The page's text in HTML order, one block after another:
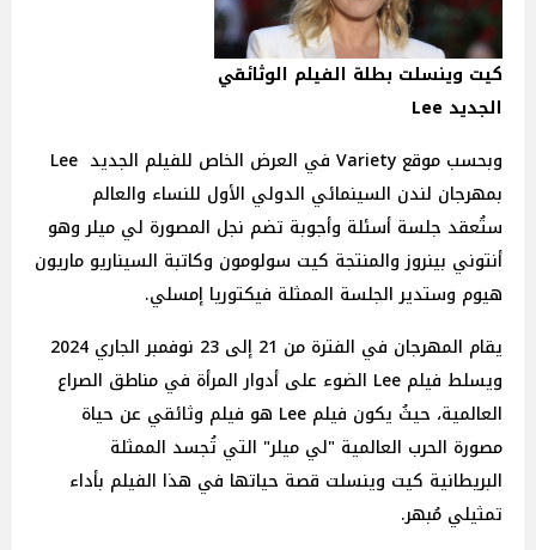
كيت وينسلت بطلة الفيلم الوثائقي
الجديد Lee
وبحسب موقع Variety في العرض الخاص للفيلم الجديد Lee
بمهرجان لندن السينمائي الدولي الأول للنساء والعالم
ستُعقد جلسة أسئلة وأجوبة تضم نجل المصورة لي ميلر وهو
أنتوني بينروز والمنتجة كيت سولومون وكاتبة السيناريو ماريون
هيوم وستدير الجلسة الممثلة فيكتوريا إمسلي.
يقام المهرجان في الفترة من 21 إلى 23 نوفمبر الجاري 2024
ويسلط فيلم Lee الضوء على أدوار المرأة في مناطق الصراع
العالمية، حيثُ يكون فيلم Lee هو فيلم وثائقي عن حياة
مصورة الحرب العالمية "لي ميلر" التي تُجسد الممثلة
البريطانية كيت وينسلت قصة حياتها في هذا الفيلم بأداء
تمثيلي مُبهر.